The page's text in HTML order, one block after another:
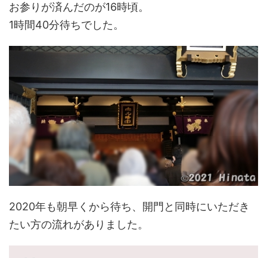
お参りが済んだのが16時頃。
1時間40分待ちでした。
2020年も朝早くから待ち、開門と同時にいただき
たい方の流れがありました。